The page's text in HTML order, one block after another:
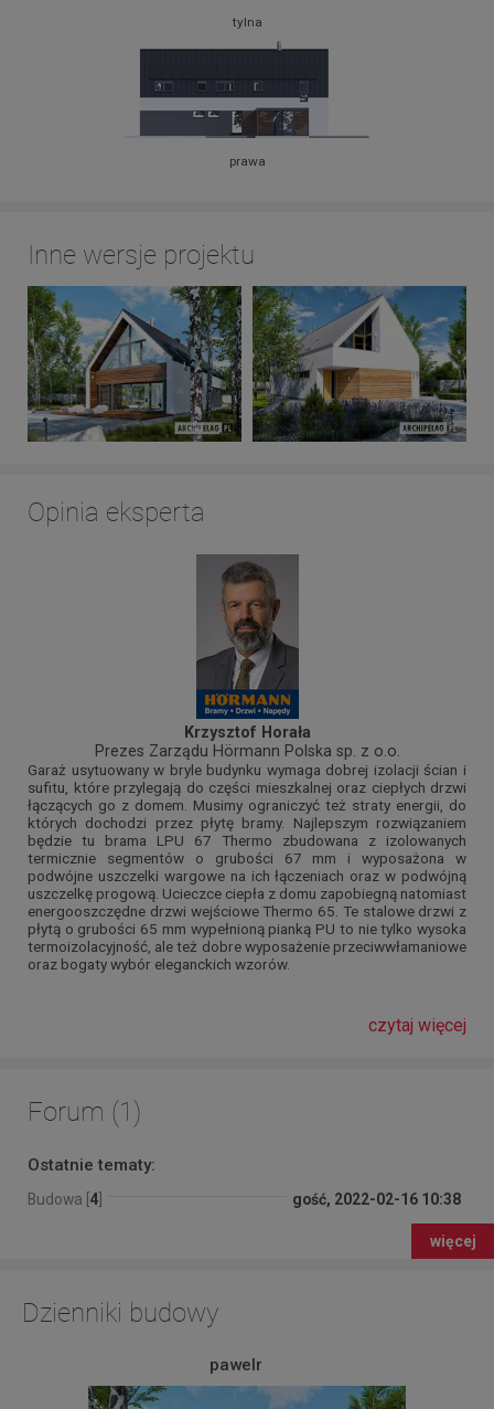
tylna
prawa
Inne wersje projektu
Opinia eksperta
Krzysztof Horała
Prezes Zarządu Hörmann Polska sp. z o.o.
Garaż usytuowany w bryle budynku wymaga dobrej izolacji ścian i
sufitu, które przylegają do części mieszkalnej oraz ciepłych drzwi
łączących go z domem. Musimy ograniczyć też straty energii, do
których dochodzi przez płytę bramy. Najlepszym rozwiązaniem
będzie tu brama LPU 67 Thermo zbudowana z izolowanych
termicznie segmentów o grubości 67 mm i wyposażona w
podwójne uszczelki wargowe na ich łączeniach oraz w podwójną
uszczelkę progową. Ucieczce ciepła z domu zapobiegną natomiast
energooszczędne drzwi wejściowe Thermo 65. Te stalowe drzwi z
płytą o grubości 65 mm wypełnioną pianką PU to nie tylko wysoka
termoizolacyjność, ale też dobre wyposażenie przeciwwłamaniowe
oraz bogaty wybór eleganckich wzorów.
czytaj więcej
Forum (1)
Ostatnie tematy:
Budowa [4] gość, 2022-02-16 10:38
więcej
Dzienniki budowy
pawelr